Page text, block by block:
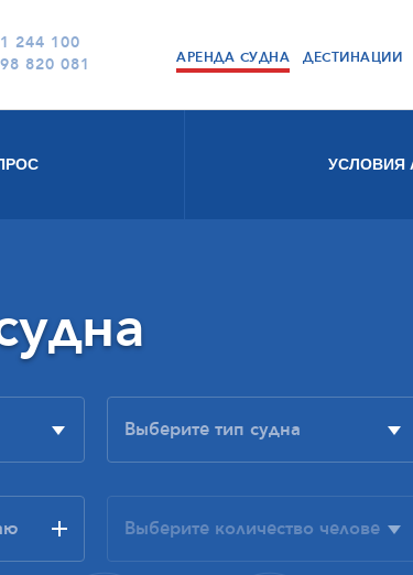
244 100
820 081
АРЕНДА СУДНА ДЕСТИНАЦИИ
УСЛОВИЯ